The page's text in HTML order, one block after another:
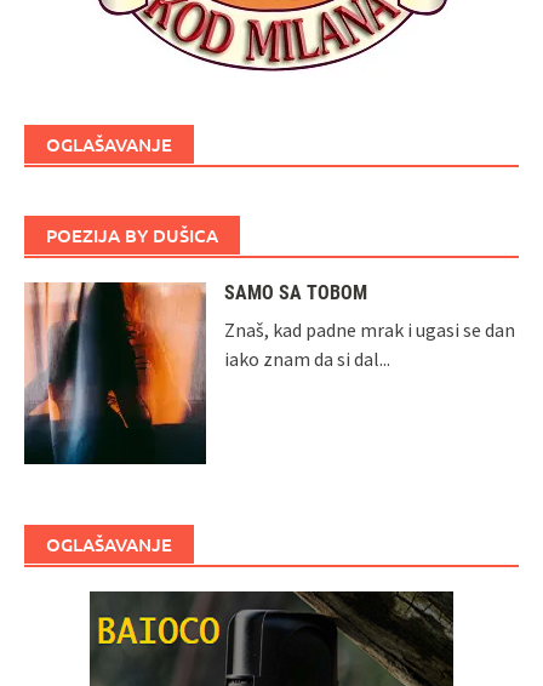
OGLAŠAVANJE
POEZIJA BY DUŠICA
SAMO SA TOBOM
Znaš, kad padne mrak i ugasi se dan
iako znam da si dal...
OGLAŠAVANJE